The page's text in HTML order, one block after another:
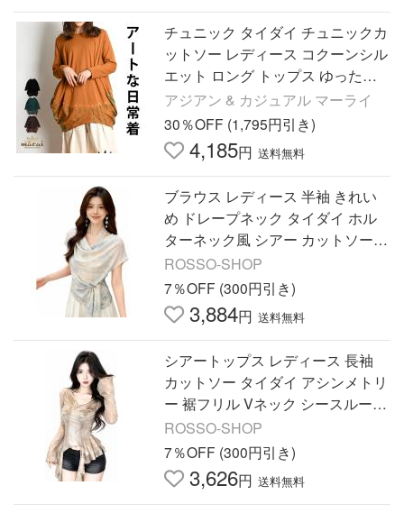
チュニック タイダイ チュニックカ
ットソー レディース コクーンシル
エット ロング トップス ゆったり
体型カバー プルオーバー 長袖 タ
イダイ染め 個性派 爆買
アジアン & カジュアル マーライ
30％OFF (1,795円引き)
4,185円 送料無料
ブラウス レディース 半袖 きれい
め ドレープネック タイダイ ホル
ターネック風 シアー カットソー
とろみ さらさら ウエストリボン
春
ROSSO-SHOP
7％OFF (300円引き)
3,884円 送料無料
シアートップス レディース 長袖
カットソー タイダイ アシンメトリ
ー 裾フリル Vネック シースルー
透け感 薄手 スリム 着痩せ 春
ROSSO-SHOP
7％OFF (300円引き)
3,626円 送料無料